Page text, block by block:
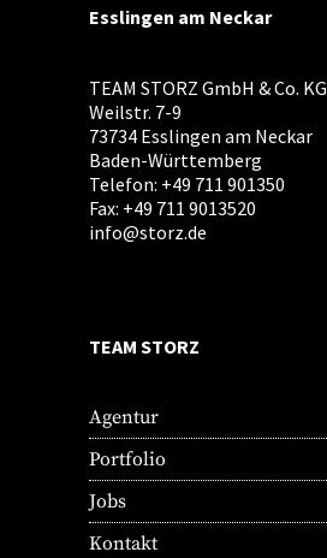
Esslingen am Neckar
TEAM STORZ GmbH & Co. KG
Weilstr. 7-9
73734 Esslingen am Neckar
Baden-Württemberg
Telefon: +49 711 901350
Fax: +49 711 9013520
info@storz.de
TEAM STORZ
Agentur
Portfolio
Jobs
Kontakt